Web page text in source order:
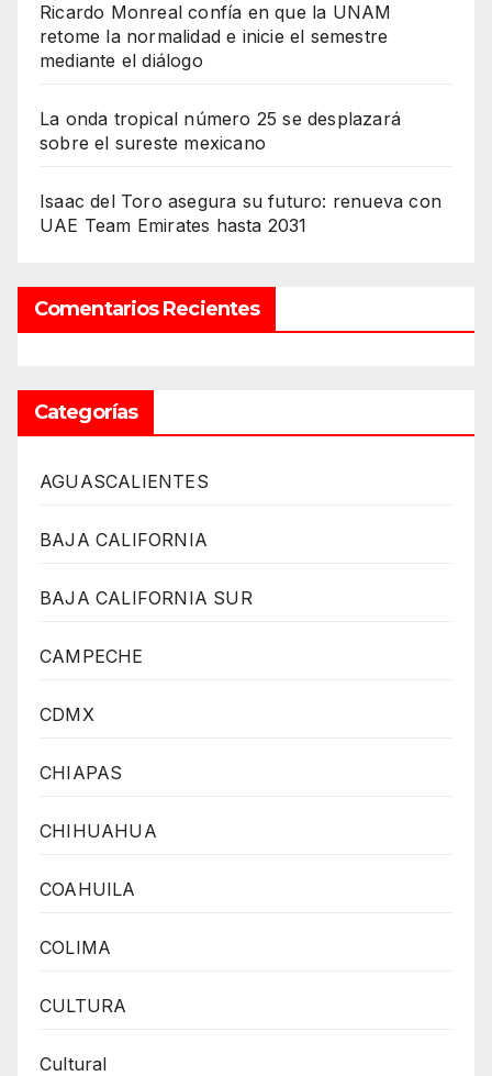
Ricardo Monreal confía en que la UNAM
retome la normalidad e inicie el semestre
mediante el diálogo
La onda tropical número 25 se desplazará
sobre el sureste mexicano
Isaac del Toro asegura su futuro: renueva con
UAE Team Emirates hasta 2031
Comentarios Recientes
Categorías
AGUASCALIENTES
BAJA CALIFORNIA
BAJA CALIFORNIA SUR
CAMPECHE
CDMX
CHIAPAS
CHIHUAHUA
COAHUILA
COLIMA
CULTURA
Cultural